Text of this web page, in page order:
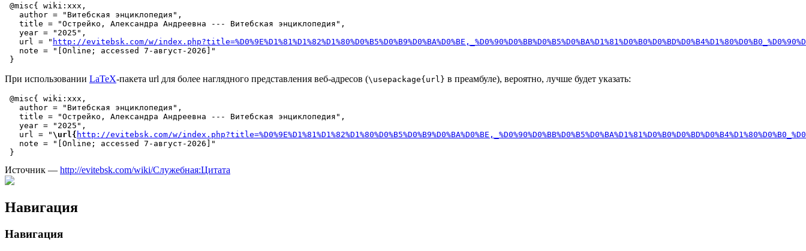
@misc{ wiki:xxx,
   author = "Витебская энциклопедия",
   title = "Острейко, Александра Андреевна --- Витебская энциклопедия",
   year = "2025",
   url = "
http://evitebsk.com/w/
   note = "[Online; accessed 7-август-2026]"
При использовании LaTeX-пакета url для более наглядного представления веб-адресов (\usepackage{url} в преамбуле), вероятно, лучше будет указать:
@misc{ wiki:xxx,
   author = "Витебская энциклопедия",
   title = "Острейко, Александра Андреевна --- Витебская энциклопедия",
   year = "2025",
   url = "
\url{ http://evitebsk.com/w/
   note = "[Online; accessed 7-август-2026]"
Источник — http://evitebsk.com/wiki/Служебная:Цитата
Навигация
Навигация